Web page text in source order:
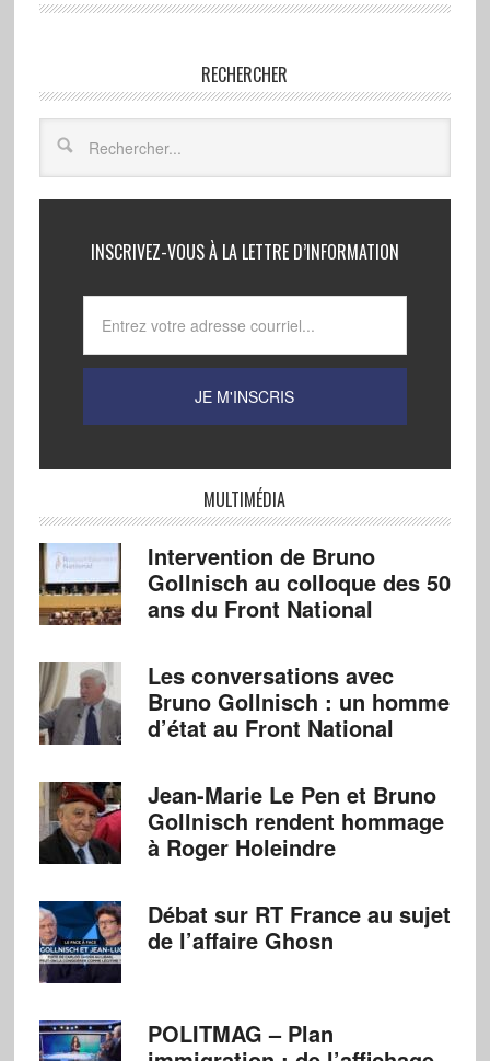
RECHERCHER
INSCRIVEZ-VOUS À LA LETTRE D’INFORMATION
MULTIMÉDIA
Intervention de Bruno
Gollnisch au colloque des 50
ans du Front National
Les conversations avec
Bruno Gollnisch : un homme
d’état au Front National
Jean-Marie Le Pen et Bruno
Gollnisch rendent hommage
à Roger Holeindre
Débat sur RT France au sujet
de l’affaire Ghosn
POLITMAG – Plan